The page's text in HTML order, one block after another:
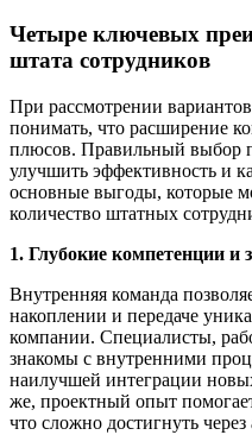
Четыре ключевых
штата сотрудников
При рассмотрении
понимать, что расширение
плюсов. Правильный выбор
улучшить эффективность и
основные выгоды, которые
количество штатных
1. Глубокие компетенции и
Внутренняя команда
накоплении и передаче
компании. Специалисты,
знакомы с внутренними
наилучшей интеграции
же, проектный опыт
что сложно достигнуть через